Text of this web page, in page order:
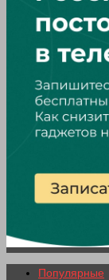
Популярные